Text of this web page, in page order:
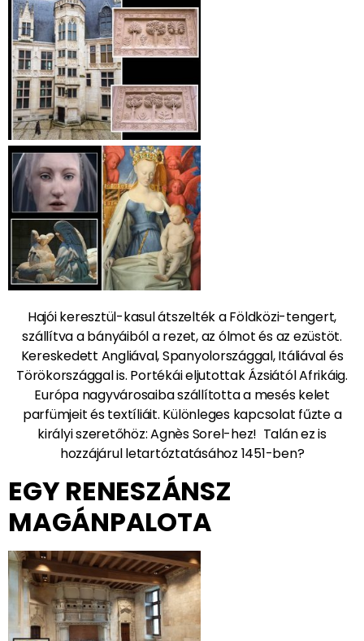
Hajói keresztül-kasul átszelték a Földközi-tengert,
szállítva a bányáiból a rezet, az ólmot és az ezüstöt.
Kereskedett Angliával, Spanyolországgal, Itáliával és
Törökországgal is. Portékái eljutottak Ázsiától Afrikáig.
Európa nagyvárosaiba szállította a mesés kelet
parfümjeit és textíliáit. Különleges kapcsolat fűzte a
királyi szeretőhöz: Agnès Sorel-hez! Talán ez is
hozzájárul letartóztatásához 1451-ben?
EGY RENESZÁNSZ
MAGÁNPALOTA